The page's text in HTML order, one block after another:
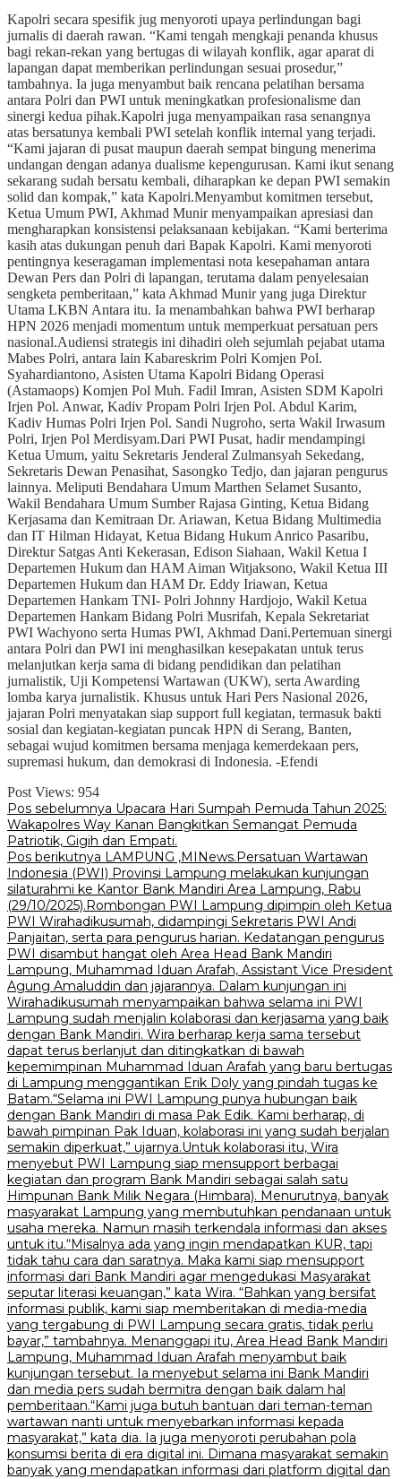
Kapolri secara spesifik jug menyoroti upaya perlindungan bagi
jurnalis di daerah rawan. “Kami tengah mengkaji penanda khusus
bagi rekan-rekan yang bertugas di wilayah konflik, agar aparat di
lapangan dapat memberikan perlindungan sesuai prosedur,”
tambahnya. Ia juga menyambut baik rencana pelatihan bersama
antara Polri dan PWI untuk meningkatkan profesionalisme dan
sinergi kedua pihak.Kapolri juga menyampaikan rasa senangnya
atas bersatunya kembali PWI setelah konflik internal yang terjadi.
“Kami jajaran di pusat maupun daerah sempat bingung menerima
undangan dengan adanya dualisme kepengurusan. Kami ikut senang
sekarang sudah bersatu kembali, diharapkan ke depan PWI semakin
solid dan kompak,” kata Kapolri.Menyambut komitmen tersebut,
Ketua Umum PWI, Akhmad Munir menyampaikan apresiasi dan
mengharapkan konsistensi pelaksanaan kebijakan. “Kami berterima
kasih atas dukungan penuh dari Bapak Kapolri. Kami menyoroti
pentingnya keseragaman implementasi nota kesepahaman antara
Dewan Pers dan Polri di lapangan, terutama dalam penyelesaian
sengketa pemberitaan,” kata Akhmad Munir yang juga Direktur
Utama LKBN Antara itu. Ia menambahkan bahwa PWI berharap
HPN 2026 menjadi momentum untuk memperkuat persatuan pers
nasional.Audiensi strategis ini dihadiri oleh sejumlah pejabat utama
Mabes Polri, antara lain Kabareskrim Polri Komjen Pol.
Syahardiantono, Asisten Utama Kapolri Bidang Operasi
(Astamaops) Komjen Pol Muh. Fadil Imran, Asisten SDM Kapolri
Irjen Pol. Anwar, Kadiv Propam Polri Irjen Pol. Abdul Karim,
Kadiv Humas Polri Irjen Pol. Sandi Nugroho, serta Wakil Irwasum
Polri, Irjen Pol Merdisyam.Dari PWI Pusat, hadir mendampingi
Ketua Umum, yaitu Sekretaris Jenderal Zulmansyah Sekedang,
Sekretaris Dewan Penasihat, Sasongko Tedjo, dan jajaran pengurus
lainnya. Meliputi Bendahara Umum Marthen Selamet Susanto,
Wakil Bendahara Umum Sumber Rajasa Ginting, Ketua Bidang
Kerjasama dan Kemitraan Dr. Ariawan, Ketua Bidang Multimedia
dan IT Hilman Hidayat, Ketua Bidang Hukum Anrico Pasaribu,
Direktur Satgas Anti Kekerasan, Edison Siahaan, Wakil Ketua I
Departemen Hukum dan HAM Aiman Witjaksono, Wakil Ketua III
Departemen Hukum dan HAM Dr. Eddy Iriawan, Ketua
Departemen Hankam TNI- Polri Johnny Hardjojo, Wakil Ketua
Departemen Hankam Bidang Polri Musrifah, Kepala Sekretariat
PWI Wachyono serta Humas PWI, Akhmad Dani.Pertemuan sinergi
antara Polri dan PWI ini menghasilkan kesepakatan untuk terus
melanjutkan kerja sama di bidang pendidikan dan pelatihan
jurnalistik, Uji Kompetensi Wartawan (UKW), serta Awarding
lomba karya jurnalistik. Khusus untuk Hari Pers Nasional 2026,
jajaran Polri menyatakan siap support full kegiatan, termasuk bakti
sosial dan kegiatan-kegiatan puncak HPN di Serang, Banten,
sebagai wujud komitmen bersama menjaga kemerdekaan pers,
supremasi hukum, dan demokrasi di Indonesia. -Efendi
Post Views: 954
Navigasi
pos
Pos sebelumnya Upacara Hari Sumpah Pemuda Tahun 2025:
Wakapolres Way Kanan Bangkitkan Semangat Pemuda
Patriotik, Gigih dan Empati.
Pos berikutnya LAMPUNG ,MINews.Persatuan Wartawan
Indonesia (PWI) Provinsi Lampung melakukan kunjungan
silaturahmi ke Kantor Bank Mandiri Area Lampung, Rabu
(29/10/2025).Rombongan PWI Lampung dipimpin oleh Ketua
PWI Wirahadikusumah, didampingi Sekretaris PWI Andi
Panjaitan, serta para pengurus harian. Kedatangan pengurus
PWI disambut hangat oleh Area Head Bank Mandiri
Lampung, Muhammad Iduan Arafah, Assistant Vice President
Agung Amaluddin dan jajarannya. Dalam kunjungan ini
Wirahadikusumah menyampaikan bahwa selama ini PWI
Lampung sudah menjalin kolaborasi dan kerjasama yang baik
dengan Bank Mandiri. Wira berharap kerja sama tersebut
dapat terus berlanjut dan ditingkatkan di bawah
kepemimpinan Muhammad Iduan Arafah yang baru bertugas
di Lampung menggantikan Erik Doly yang pindah tugas ke
Batam.“Selama ini PWI Lampung punya hubungan baik
dengan Bank Mandiri di masa Pak Edik. Kami berharap, di
bawah pimpinan Pak Iduan, kolaborasi ini yang sudah berjalan
semakin diperkuat,” ujarnya.Untuk kolaborasi itu, Wira
menyebut PWI Lampung siap mensupport berbagai
kegiatan dan program Bank Mandiri sebagai salah satu
Himpunan Bank Milik Negara (Himbara). Menurutnya, banyak
masyarakat Lampung yang membutuhkan pendanaan untuk
usaha mereka. Namun masih terkendala informasi dan akses
untuk itu.“Misalnya ada yang ingin mendapatkan KUR, tapi
tidak tahu cara dan saratnya. Maka kami siap mensupport
informasi dari Bank Mandiri agar mengedukasi Masyarakat
seputar literasi keuangan,” kata Wira. “Bahkan yang bersifat
informasi publik, kami siap memberitakan di media-media
yang tergabung di PWI Lampung secara gratis, tidak perlu
bayar,” tambahnya. Menanggapi itu, Area Head Bank Mandiri
Lampung, Muhammad Iduan Arafah menyambut baik
kunjungan tersebut. Ia menyebut selama ini Bank Mandiri
dan media pers sudah bermitra dengan baik dalam hal
pemberitaan.“Kami juga butuh bantuan dari teman-teman
wartawan nanti untuk menyebarkan informasi kepada
masyarakat,” kata dia. Ia juga menyoroti perubahan pola
konsumsi berita di era digital ini. Dimana masyarakat semakin
banyak yang mendapatkan informasi dari platform digital dan